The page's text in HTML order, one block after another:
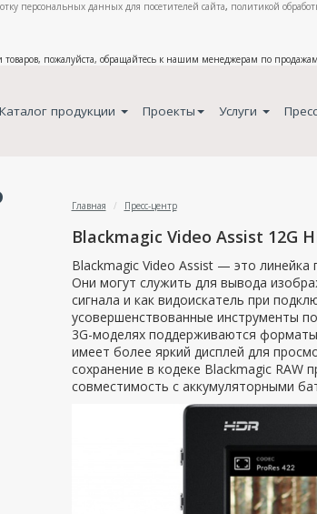
персональных данных для посетителей сайта, политикой
пожалуйста, обращайтесь к нашим менеджерам по
Каталог продукции Проекты Услуги
Главная Пресс-центр
Blackmagic Video Assist 12G
Blackmagic Video Assist — это
Они могут служить для вывода
сигнала и как видоискатель при
усовершенствованные инструменты
3G-моделях поддерживаются
имеет более яркий дисплей для
сохранение в кодеке Blackmagic RAW
совместимость с аккумуляторными